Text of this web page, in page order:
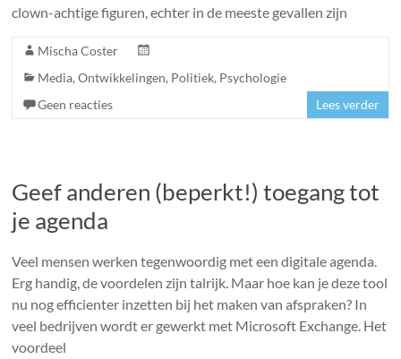
clown-achtige figuren, echter in de meeste gevallen zijn
Mischa Coster
Media,Ontwikkelingen, Politiek, Psychologie
Geen reacties
Lees verder
Geef anderen (beperkt!) toegang tot
je agenda
Veel mensen werken tegenwoordig met een digitale agenda.
Erg handig, de voordelen zijn talrijk. Maar hoe kan je deze tool
nu nog efficienter inzetten bij het maken van afspraken? In
veel bedrijven wordt er gewerkt met Microsoft Exchange. Het
voordeel